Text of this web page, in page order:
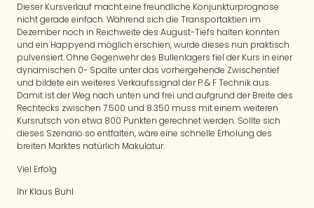
Dieser Kursverlauf macht eine freundliche Konjunkturprognose
nicht gerade einfach. Während sich die Transportaktien im
Dezember noch in Reichweite des August-Tiefs halten konnten
und ein Happyend möglich erschien, wurde dieses nun praktisch
pulverisiert. Ohne Gegenwehr des Bullenlagers fiel der Kurs in einer
dynamischen 0- Spalte unter das vorhergehende Zwischentief
und bildete ein weiteres Verkaufssignal der P & F Technik aus.
Damit ist der Weg nach unten und frei und aufgrund der Breite des
Rechtecks zwischen 7.500 und 8.350 muss mit einem weiteren
Kursrutsch von etwa 800 Punkten gerechnet werden. Sollte sich
dieses Szenario so entfalten, wäre eine schnelle Erholung des
breiten Marktes natürlich Makulatur.
Viel Erfolg
Ihr Klaus Buhl